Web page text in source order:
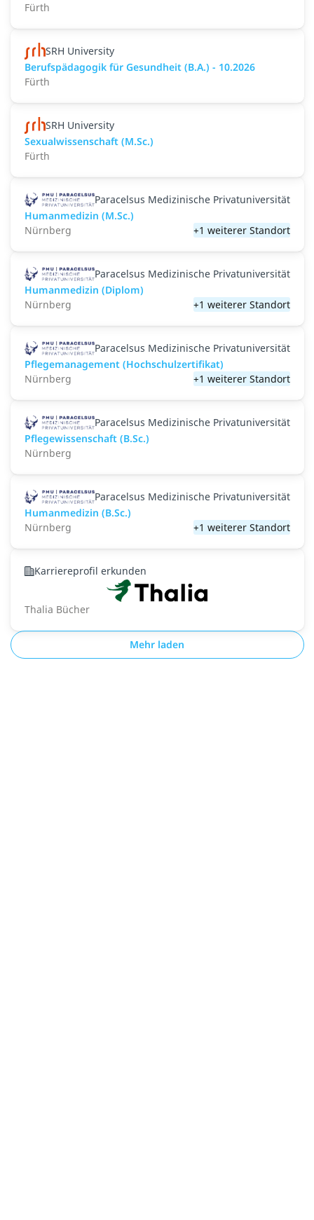
Fürth
SRH University
Berufspädagogik für Gesundheit (B.A.) - 10.2026
Fürth
SRH University
Sexualwissenschaft (M.Sc.)
Fürth
Paracelsus Medizinische Privatuniversität
Humanmedizin (M.Sc.)
Nürnberg
+1 weiterer Standort
Paracelsus Medizinische Privatuniversität
Humanmedizin (Diplom)
Nürnberg
+1 weiterer Standort
Paracelsus Medizinische Privatuniversität
Pflegemanagement (Hochschulzertifikat)
Nürnberg
+1 weiterer Standort
Paracelsus Medizinische Privatuniversität
Pflegewissenschaft (B.Sc.)
Nürnberg
Paracelsus Medizinische Privatuniversität
Humanmedizin (B.Sc.)
Nürnberg
+1 weiterer Standort
Karriereprofil erkunden
Thalia Bücher
Mehr laden